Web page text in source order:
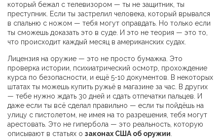
который бежал с телевизором — ты не защитник, ты
преступник. Если ты застрелил человека, который врывался
в спальню с ножом — тебя могут оправдать. Но только если
ты сможешь доказать это в суде. И это не теория — это то,
что происходит каждый месяц в американских судах.
Лицензия на оружие — это не просто бумажка. Это
проверка истории, психиатрический осмотр, прохождение
курса по безопасности, и ещё 5-10 документов. В некоторых
штатах ты можешь купить ружьё в магазине за час. В других
— тебе нужно ждать 30 дней и сдать отпечатки пальцев. И
даже если ты всё сделал правильно — если ты пойдёшь на
улицу с пистолетом, не имея на то разрешения, тебя могут
арестовать. Это не гипербола — это реальность, которую
описывают в статьях о законах США об оружии